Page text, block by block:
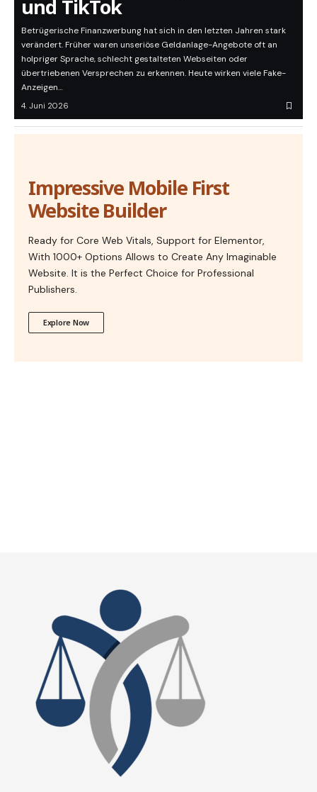
und TikTok
Betrügerische Finanzwerbung hat sich in den letzten Jahren stark
verändert. Früher waren unseriöse Geldanlage-Angebote oft an
holpriger Sprache, schlecht gestalteten Webseiten oder
übertriebenen Versprechen zu erkennen. Heute wirken viele Fake-
Anzeigen…
4. Juni 2026
Impressive Mobile First
Website Builder
Ready for Core Web Vitals, Support for Elementor,
With 1000+ Options Allows to Create Any Imaginable
Website. It is the Perfect Choice for Professional
Publishers.
Explore Now